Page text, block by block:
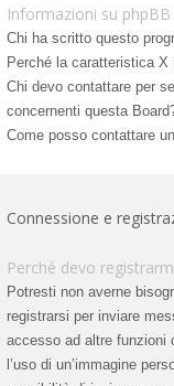
Informazioni su phpBB
Chi ha scritto questo
Perché la caratteristica X
Chi devo contattare per
concernenti questa
Come posso contattare
Connessione e
Perché devo
Potresti non averne
registrarsi per inviare
accesso ad altre funzioni
l’uso di un’immagine